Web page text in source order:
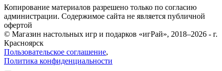
Копирование материалов разрешено только по согласию
администрации. Содержимое сайта не является публичной
офертой
© Магазин настольных игр и подарков «игРай», 2018–2026 - г.
Красноярск
Пользовательское соглашение,
Политика конфиденциальности